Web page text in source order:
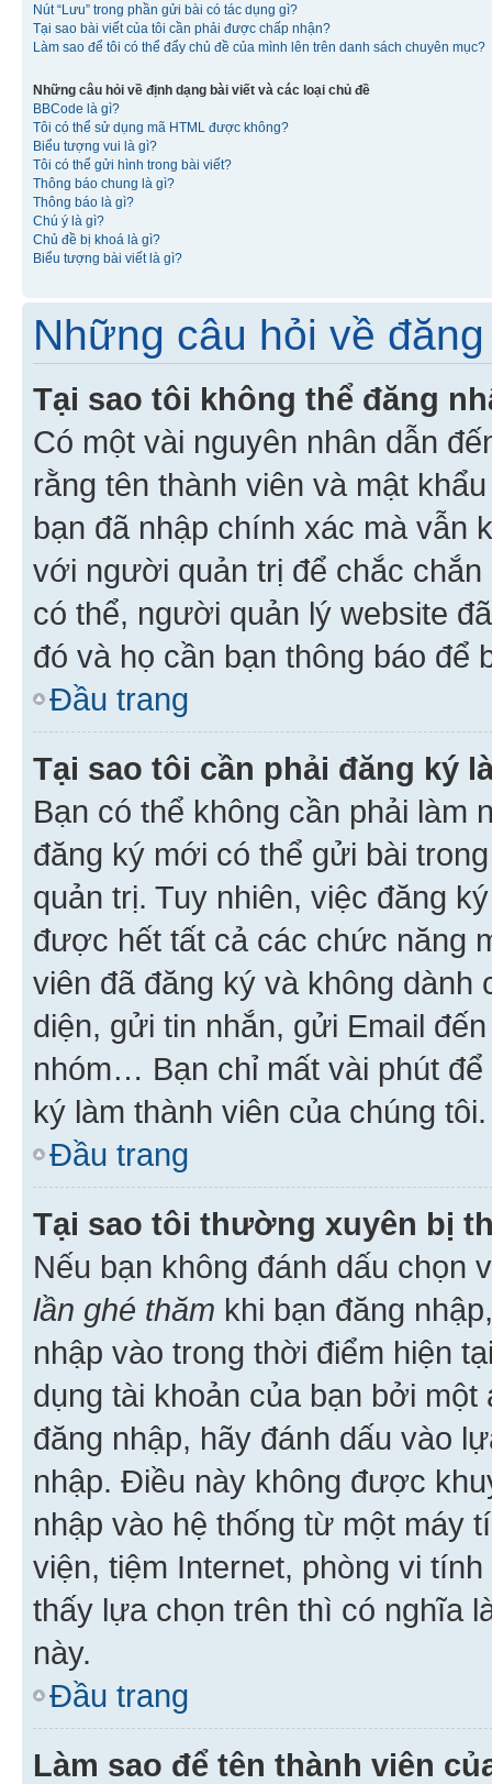
Nút “Lưu” trong phần gửi bài có tác dụng gì?
Tại sao bài viết của tôi cần phải được chấp nhận?
Làm sao để tôi có thể đẩy chủ đề của mình lên trên danh sách chuyên mục?
Những câu hỏi về định dạng bài viết và các loại chủ đề
BBCode là gì?
Tôi có thể sử dụng mã HTML được không?
Biểu tượng vui là gì?
Tôi có thể gửi hình trong bài viết?
Thông báo chung là gì?
Thông báo là gì?
Chú ý là gì?
Chủ đề bị khoá là gì?
Biểu tượng bài viết là gì?
Những câu hỏi về
Tại sao tôi không thể đăng
Có một vài nguyên nhân dẫn
rằng tên thành viên và mật
bạn đã nhập chính xác mà vẫn
với người quản trị để chắc
có thể, người quản lý website
đó và họ cần bạn thông báo để
Đầu trang
Tại sao tôi cần phải đăng ký
Bạn có thể không cần phải làm
đăng ký mới có thể gửi bài
quản trị. Tuy nhiên, việc đăng
được hết tất cả các chức năng
viên đã đăng ký và không
diện, gửi tin nhắn, gửi Email
nhóm… Bạn chỉ mất vài phút
ký làm thành viên của chúng tôi.
Đầu trang
Tại sao tôi thường xuyên bị
Nếu bạn không đánh dấu chọn
lần ghé thăm khi bạn đăng
nhập vào trong thời điểm hiện
dụng tài khoản của bạn bởi
đăng nhập, hãy đánh dấu vào
nhập. Điều này không được
nhập vào hệ thống từ một máy
viện, tiệm Internet, phòng vi
thấy lựa chọn trên thì có nghĩa
này.
Đầu trang
Làm sao để tên thành viên